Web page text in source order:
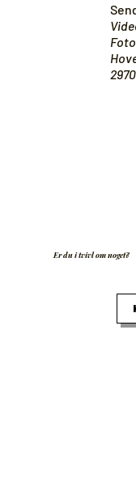
Foto
Er du i tvivl om noget?